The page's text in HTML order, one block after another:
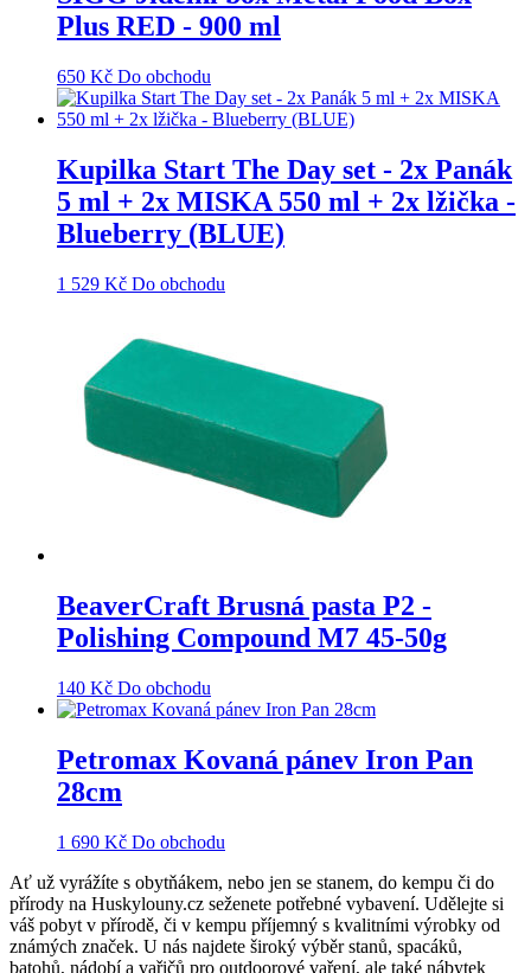
Plus RED - 900 ml
650 Kč Do obchodu
Kupilka Start The Day set - 2x Panák
5 ml + 2x MISKA 550 ml + 2x lžička -
Blueberry (BLUE)
1 529 Kč Do obchodu
BeaverCraft Brusná pasta P2 -
Polishing Compound M7 45-50g
140 Kč Do obchodu
Petromax Kovaná pánev Iron Pan
28cm
1 690 Kč Do obchodu
Ať už vyrážíte s obytňákem, nebo jen se stanem, do kempu či do
přírody na Huskylouny.cz seženete potřebné vybavení. Udělejte si
váš pobyt v přírodě, či v kempu příjemný s kvalitními výrobky od
známých značek. U nás najdete široký výběr stanů, spacáků,
batohů, nádobí a vařičů pro outdoorové vaření, ale také nábytek